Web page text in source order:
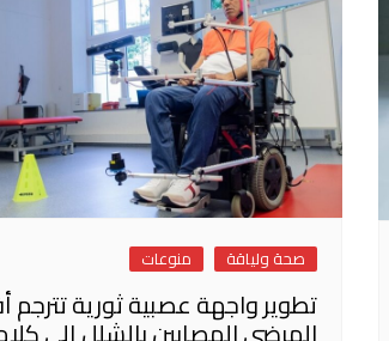
صحة ولياقة منوعات
تطوير واجهة عصبية ثورية تترجم